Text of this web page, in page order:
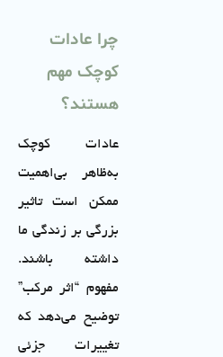
چرا عادات
کوچک مهم
هستند؟
عادات کوچک
به‌ظاهر بی‌اهمیت
ممکن است تاثیر
بزرگی بر زندگی ما
داشته باشند.
مفهوم “اثر مرکب”
توضیح می‌دهد که
تغییرات جزئی